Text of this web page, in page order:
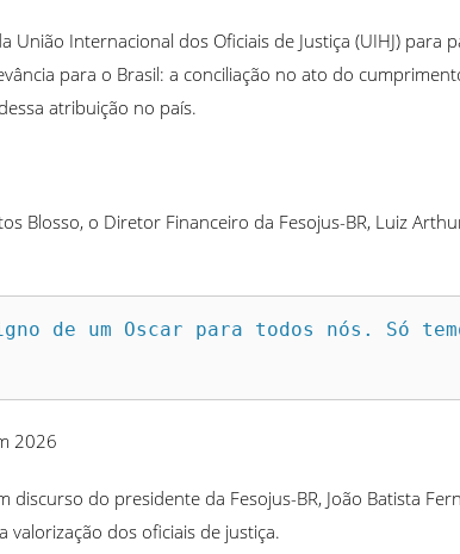
União Internacional dos Oficiais de Justiça (UIHJ)
para o Brasil: a conciliação no ato do
atribuição no país.
Blosso, o Diretor Financeiro da Fesojus-BR, Luiz
de um Oscar para todos nós. Só
2026
do presidente da Fesojus-BR, João Batista
dos oficiais de justiça.